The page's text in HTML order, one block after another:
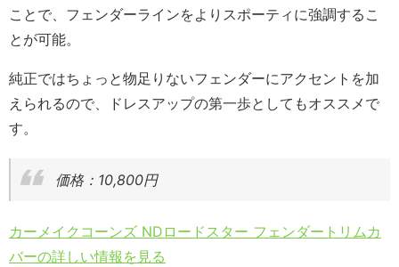
ことで、フェンダーラインをよりスポーティに強調するこ
とが可能。
純正ではちょっと物足りないフェンダーにアクセントを加
えられるので、ドレスアップの第一歩としてもオススメで
す。
価格：10,800円
カーメイクコーンズ NDロードスター フェンダートリムカ
バーの詳しい情報を見る